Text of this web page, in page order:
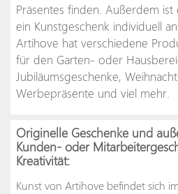
Präsentes finden. Außerdem
ein Kunstgeschenk individuell
Artihove hat verschiedene
für den Garten- oder
Jubiläumsgeschenke,
Werbepräsente und viel mehr.
Originelle Geschenke und
Kunden- oder
Kreativität:
Kunst von Artihove befindet sich